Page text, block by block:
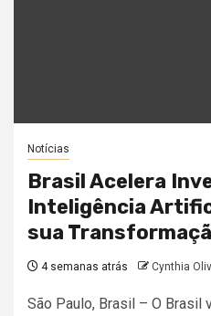
Notícias
Brasil Acelera
Inteligência
sua
4 semanas atrás Cynthia
São Paulo, Brasil – O Brasil